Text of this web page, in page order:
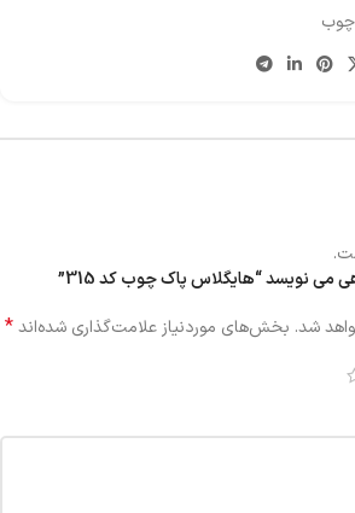
چوب
می نویسد “هایگلاس پاک چوب کد 315”
شد. بخش‌های موردنیاز علامت‌گذاری شده‌اند*